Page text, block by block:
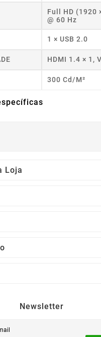
Full HD (1920
@ 60 Hz
1 × USB 2.0
HDMI 1.4 × 1,
300 Cd/m²
Loja
Newsletter